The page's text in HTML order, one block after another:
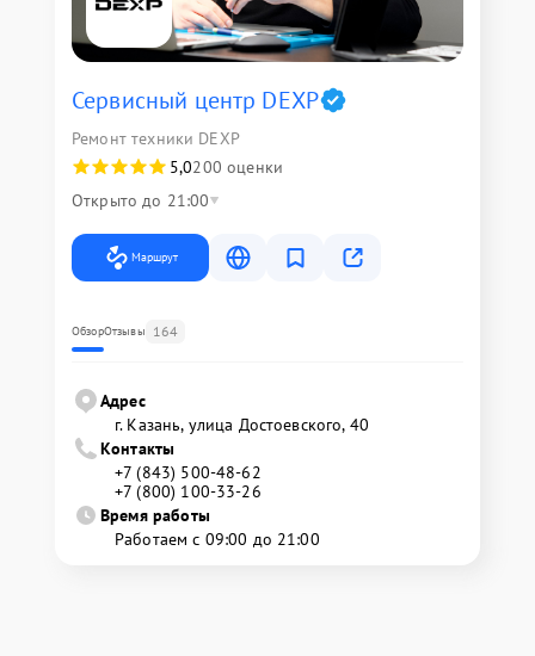
Сервисный центр DEXP
Ремонт техники DEXP
5,0200 оценки
Открыто до 21:00
Маршрут
ОбзорОтзывы 164
Адрес
г. Казань, улица Достоевского, 40
Контакты
+7 (843) 500-48-62
+7 (800) 100-33-26
Время работы
Работаем с 09:00 до 21:00